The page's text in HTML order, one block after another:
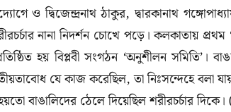
ও দ্বিজেন্দ্রনাথ ঠাকুর, দ্বারকানাথ
নানা নিদর্শন চোখে পড়ে। কলকাতায়
হয় বিপ্লবী সংগঠন ‘অনুশীলন সমিতি’।
যে কাজ করেছিল, তা নিঃসন্দেহে বলা
বাঙালিদের ঠেলে দিয়েছিল শরীরচর্চার